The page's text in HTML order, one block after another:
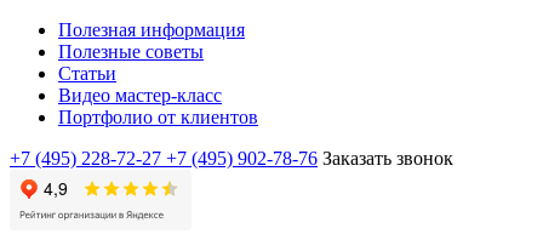
Полезная информация
Полезные советы
Статьи
Видео мастер-класс
Портфолио от клиентов
+7 (495) 228-72-27 +7 (495) 902-78-76 Заказать звонок